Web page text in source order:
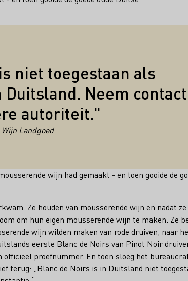
niet toegestaan als
Neem contact
autoriteit."
Landgoed
wijn had gemaakt - en toen gooide de
Ze houden van mousserende wijn en nadat
om hun eigen mousserende wijn te maken. Ze
wijn wilden maken van rode druiven, naar
eerste Blanc de Noirs van Pinot Noir
proefnummer. En toen sloeg het
terug: „Blanc de Noirs is in Duitsland niet